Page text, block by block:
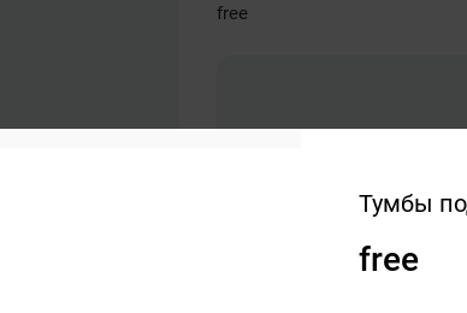
free
Тумбы
free